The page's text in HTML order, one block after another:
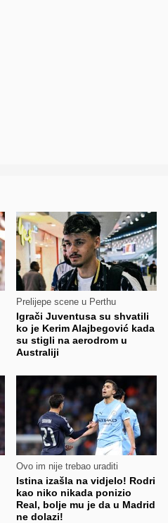
Prelijepe scene u Perthu
Igrači Juventusa su shvatili
ko je Kerim Alajbegović kada
su stigli na aerodrom u
Australiji
Ovo im nije trebao uraditi
Istina izašla na vidjelo! Rodri
kao niko nikada ponizio
Real, bolje mu je da u Madrid
ne dolazi!